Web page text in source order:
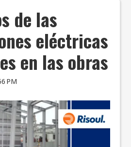
de las
eléctricas
en las obras
PM